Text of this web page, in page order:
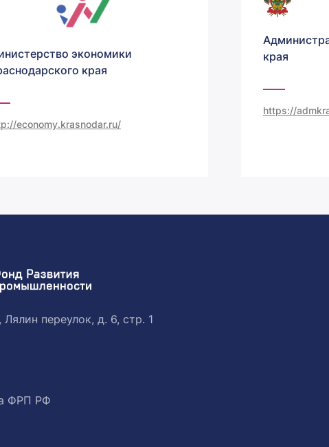
экономики
края
economy.krasnodar.ru/
края
https://
переулок, д. 6, стр. 1
ФРП РФ